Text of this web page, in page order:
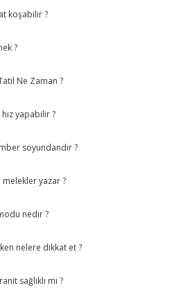
koşabilir ?
?
Ne Zaman ?
yapabilir ?
soyundandır ?
yazar ?
nedir ?
nelere dikkat et ?
sağlıklı mı ?